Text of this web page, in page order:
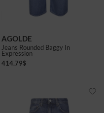
AGOLDE
Jeans Rounded Baggy In
Expression
414.79$